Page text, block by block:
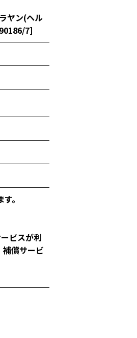
ヤン(ヘル
7]
。
ビスが利
補償サービ